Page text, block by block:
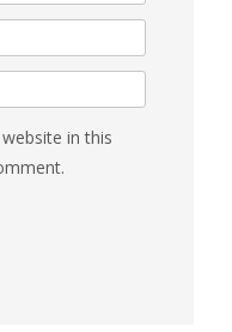
in this